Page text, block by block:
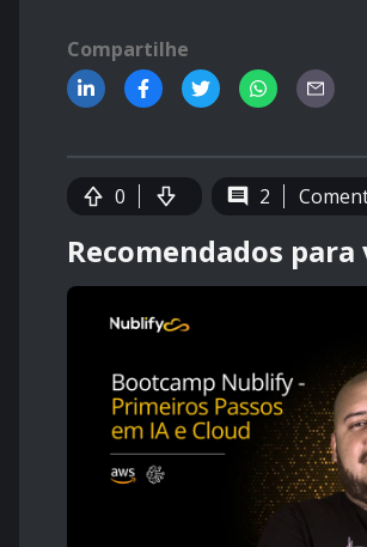
Compartilhe
0 2
Recomendados para